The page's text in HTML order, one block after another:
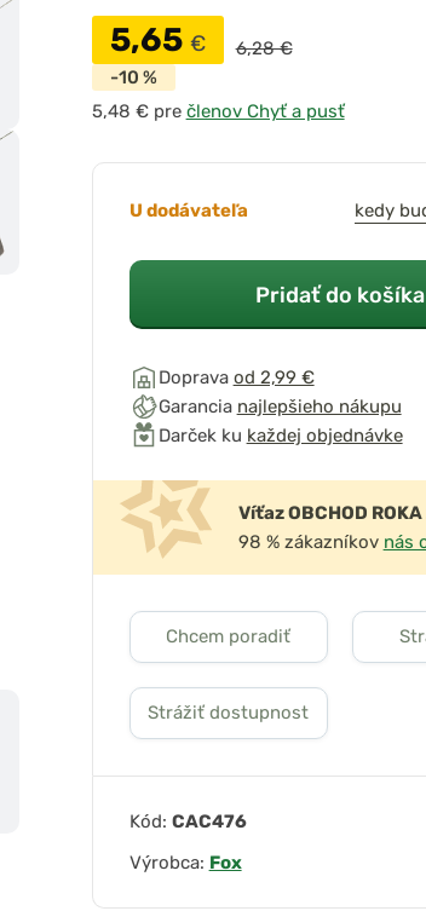
5,65 €
6,28 €
-10 %
pre členov Chyť a pusť
U dodávateľa kedy
Pridať do košíka
Doprava od 2,99 €
Garancia najlepšieho nákupu
Darček ku každej objednávke
Víťaz OBCHOD
98 % zákazníkov nás
Chcem poradiť
Strážiť dostupnost
Kód: CAC476
Výrobca: Fox